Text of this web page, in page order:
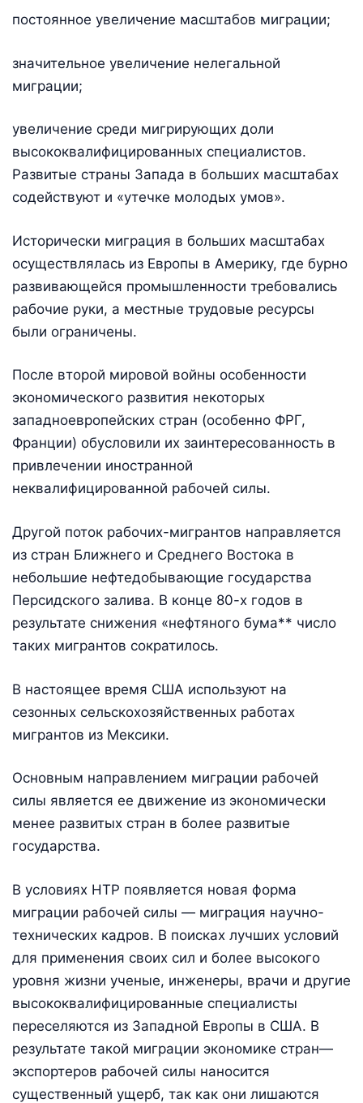
постоянное увеличение масштабов миграции;
значительное увеличение нелегальной
миграции;
увеличение среди мигрирующих доли
высококвалифицированных специалистов.
Развитые страны Запада в больших масштабах
содействуют и «утечке молодых умов».
Исторически миграция в больших масштабах
осуществлялась из Европы в Америку, где бурно
развивающейся промышленности требовались
рабочие руки, а местные трудовые ресурсы
были ограничены.
После второй мировой войны особенности
экономического развития некоторых
западноевропейских стран (особенно ФРГ,
Франции) обусловили их заинтересованность в
привлечении иностранной
неквалифицированной рабочей силы.
Другой поток рабочих-мигрантов направляется
из стран Ближнего и Среднего Востока в
небольшие нефтедобывающие государства
Персидского залива. В конце 80-х годов в
результате снижения «нефтяного бума** число
таких мигрантов сократилось.
В настоящее время США используют на
сезонных сельс­кохозяйственных работах
мигрантов из Мексики.
Основным направлением миграции рабочей
силы является ее движение из экономически
менее развитых стран в более развитые
государства.
В условиях НТР появляется новая форма
миграции рабочей силы — миграция научно-
технических кадров. В поисках лучших условий
для применения своих сил и более высокого
уровня жизни ученые, инженеры, врачи и другие
высококвалифицированные специалисты
переселяются из Западной Европы в США. В
результате такой миграции экономике стран—
экспортеров рабочей силы наносится
существенный ущерб, так как они лишаются